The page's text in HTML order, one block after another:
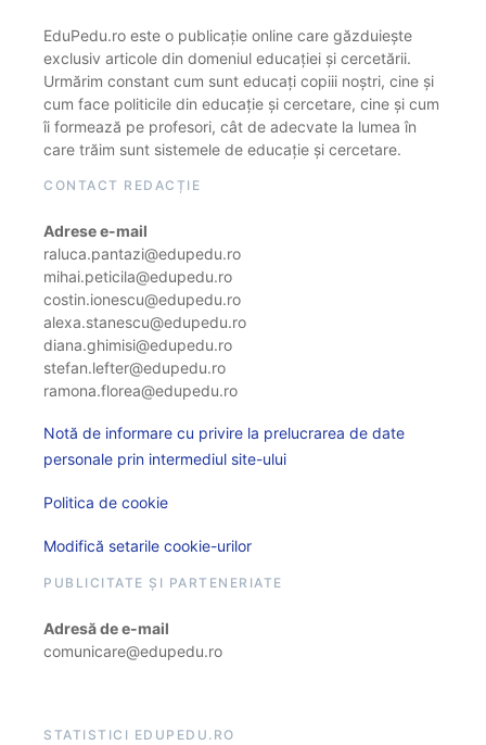
EduPedu.ro este o publicație online care găzduiește
exclusiv articole din domeniul educației și cercetării.
Urmărim constant cum sunt educați copiii noștri, cine și
cum face politicile din educație și cercetare, cine și cum
îi formează pe profesori, cât de adecvate la lumea în
care trăim sunt sistemele de educație și cercetare.
CONTACT REDACȚIE
Adrese e-mail
raluca.pantazi@edupedu.ro
mihai.peticila@edupedu.ro
costin.ionescu@edupedu.ro
alexa.stanescu@edupedu.ro
diana.ghimisi@edupedu.ro
stefan.lefter@edupedu.ro
ramona.florea@edupedu.ro
Notă de informare cu privire la prelucrarea de date
personale prin intermediul site-ului
Politica de cookie
Modifică setarile cookie-urilor
PUBLICITATE ȘI PARTENERIATE
Adresă de e-mail
comunicare@edupedu.ro
STATISTICI EDUPEDU.RO